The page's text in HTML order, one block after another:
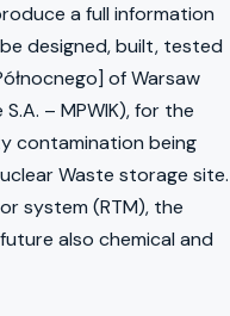
a full information
designed, built, tested
of Warsaw
– MPWIK), for the
contamination being
Waste storage site.
system (RTM), the
also chemical and